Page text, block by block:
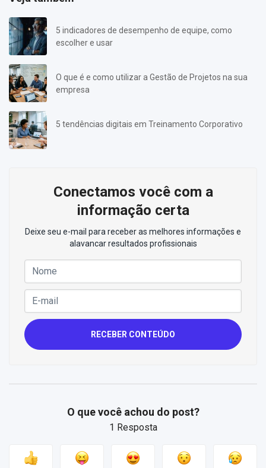
5 indicadores de desempenho de equipe, como
escolher e usar
O que é e como utilizar a Gestão de Projetos na sua
empresa
5 tendências digitais em Treinamento Corporativo
Conectamos você com a
informação certa
Deixe seu e-mail para receber as melhores informações e
alavancar resultados profissionais
RECEBER CONTEÚDO
O que você achou do post?
1 Resposta